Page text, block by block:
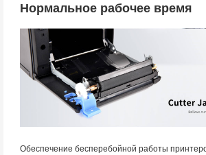
Нормальное рабочее время
Обеспечение бесперебойной работы